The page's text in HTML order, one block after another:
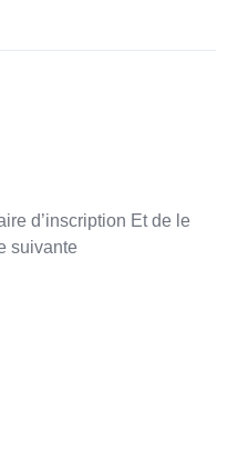
d’inscription Et de le
suivante